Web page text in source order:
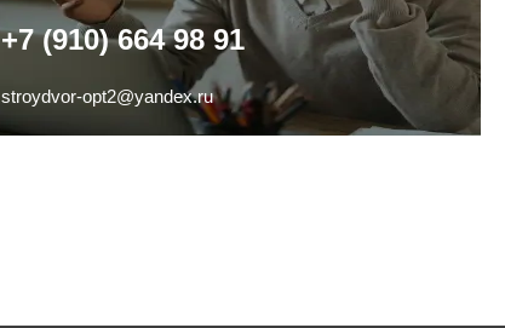
+7 (910) 664 98 91
stroydvor-opt2@yandex.ru